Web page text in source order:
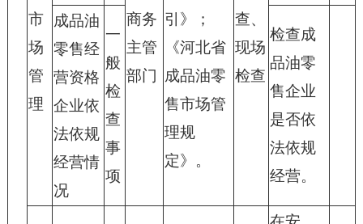
市
场
管
理
商务
主管
部门
引》；
《河北省
成品油零
售市场管
理规
定》。
查、
现场
检查
成品油
零售经
营资格
企业依
法依规
经营情
况
一
般
检
查
事
项
检查成
品油零
售企业
是否依
法依规
经营。